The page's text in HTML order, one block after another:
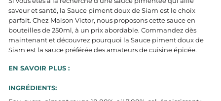
saveur et santé, la Sauce piment doux de Siam est le choix
parfait. Chez Maison Victor, nous proposons cette sauce en
bouteilles de 250ml, à un prix abordable. Commandez dès
maintenant et découvrez pourquoi la Sauce piment doux de
Siam est la sauce préférée des amateurs de cuisine épicée.
EN SAVOIR PLUS :
INGRÉDIENTS: